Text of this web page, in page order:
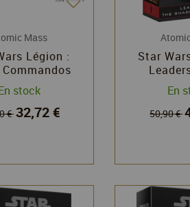
Mass
Légion :
Commandos
(reissue
- Extension
d'unité
stock
€32,72 €
Star
Shadow
En
50,90 €